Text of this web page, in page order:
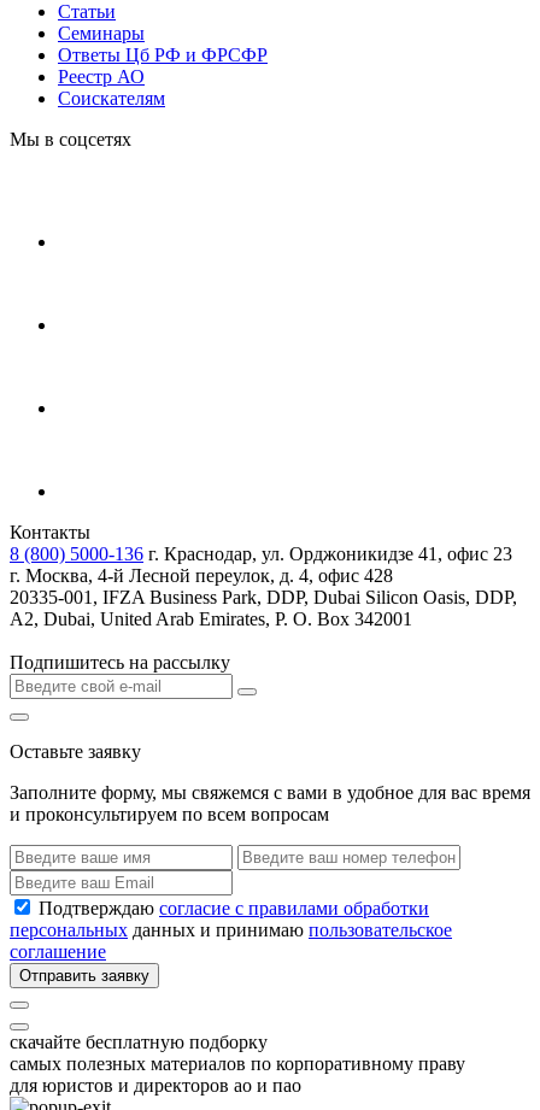
Статьи
Cеминары
Ответы Цб РФ и ФРСФР
Реестр АО
Соискателям
Мы в соцсетях
Контакты
8 (800) 5000-136 г. Краснодар, ул. Орджоникидзе 41, офис 23
г. Москва, 4-й Лесной переулок, д. 4, офис 428
20335-001, IFZA Business Park, DDP, Dubai Silicon Oasis, DDP,
A2, Dubai, United Arab Emirates, P. O. Box 342001
Подпишитесь на рассылку
Оставьте заявку
Заполните форму, мы свяжемся с вами в удобное для вас время
и проконсультируем по всем вопросам
Подтверждаю согласие с правилами обработки
персональных данных и принимаю пользовательское
соглашение
Отправить заявку
скачайте бесплатную подборку
самых полезных материалов по корпоративному праву
для юристов и директоров ао и пао